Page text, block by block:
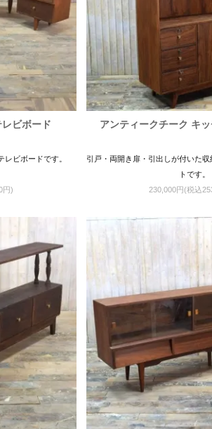
ビボード
ビボードです。
円)
アンティークチーク キ
引戸・両開き扉・引出しが付いた
トです。
230,000円(税込